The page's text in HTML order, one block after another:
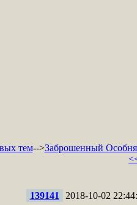
тем-->Заброшенный
139141 2018-10-02